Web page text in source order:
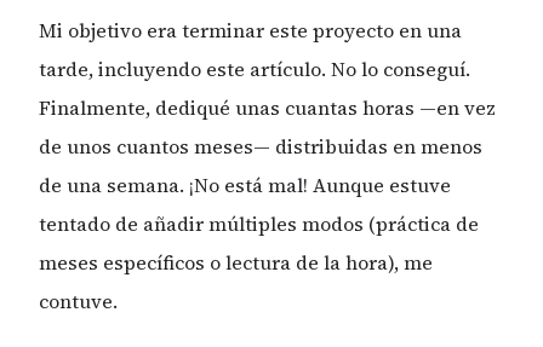
Mi objetivo era terminar este proyecto en una
tarde, incluyendo este artículo. No lo conseguí.
Finalmente, dediqué unas cuantas horas —en vez
de unos cuantos meses— distribuidas en menos
de una semana. ¡No está mal! Aunque estuve
tentado de añadir múltiples modos (práctica de
meses específicos o lectura de la hora), me
contuve.